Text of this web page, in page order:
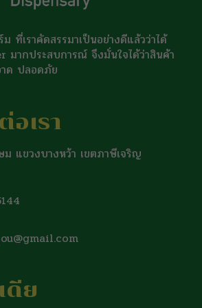
ที่เราคัดสรรมาเป็นอย่างดีแล้วว่าได้
ากประสบการณ์ จึงมั่นใจได้ว่าสินค้า
าด ปลอดภัย
เรา
ม แขวงบางหว้า เขตภาษีเจริญ
ดีย